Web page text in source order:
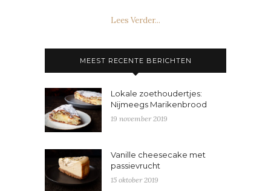
Lees Verder...
MEEST RECENTE BERICHTEN
Lokale zoethoudertjes:
Nijmeegs Marikenbrood
19 november 2019
Vanille cheesecake met
passievrucht
15 oktober 2019